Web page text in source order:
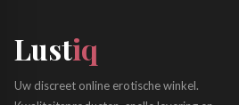
Lustiq
Uw discreet online erotische winkel.